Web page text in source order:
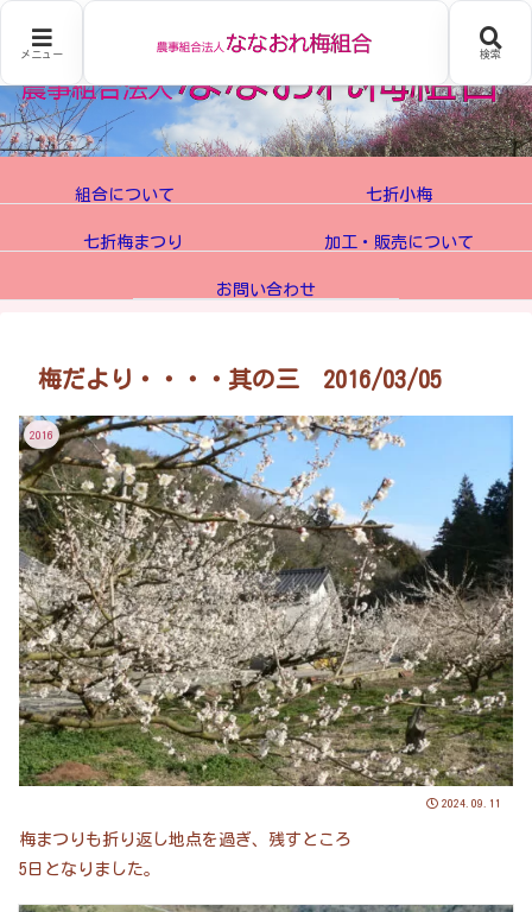
組合について 七折小梅
七折梅まつり 加工・販売について
お問い合わせ
梅だより・・・・其の三 2016/03/05
2016
2024.09.11
梅まつりも折り返し地点を過ぎ、残すところ
5日となりました。
メニュー 検索